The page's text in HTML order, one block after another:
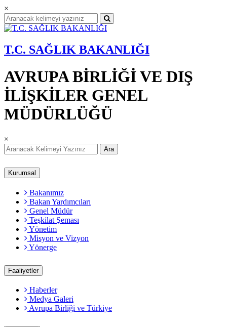
×
T.C. SAĞLIK BAKANLIĞI
AVRUPA BİRLİĞİ VE DIŞ
İLİŞKİLER GENEL
MÜDÜRLÜĞÜ
×
Ara
Kurumsal
Bakanımız
Bakan Yardımcıları
Genel Müdür
Teşkilat Şeması
Yönetim
Misyon ve Vizyon
Yönerge
Faaliyetler
Haberler
Medya Galeri
Avrupa Birliği ve Türkiye